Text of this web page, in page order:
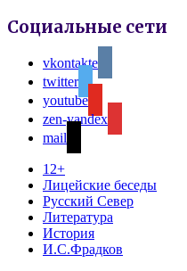
Социальные сети
vkontakte
twitter
youtube
zen-yandex
mail
12+
Лицейские беседы
Русский Север
Литература
История
И.С.Фрадков